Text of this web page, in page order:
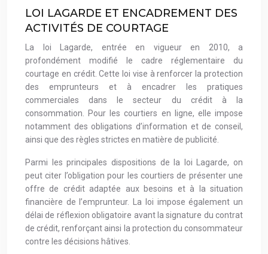
LOI LAGARDE ET ENCADREMENT DES
ACTIVITÉS DE COURTAGE
La loi Lagarde, entrée en vigueur en 2010, a
profondément modifié le cadre réglementaire du
courtage en crédit. Cette loi vise à renforcer la protection
des emprunteurs et à encadrer les pratiques
commerciales dans le secteur du crédit à la
consommation. Pour les courtiers en ligne, elle impose
notamment des obligations d’information et de conseil,
ainsi que des règles strictes en matière de publicité.
Parmi les principales dispositions de la loi Lagarde, on
peut citer l’obligation pour les courtiers de présenter une
offre de crédit adaptée aux besoins et à la situation
financière de l’emprunteur. La loi impose également un
délai de réflexion obligatoire avant la signature du contrat
de crédit, renforçant ainsi la protection du consommateur
contre les décisions hâtives.